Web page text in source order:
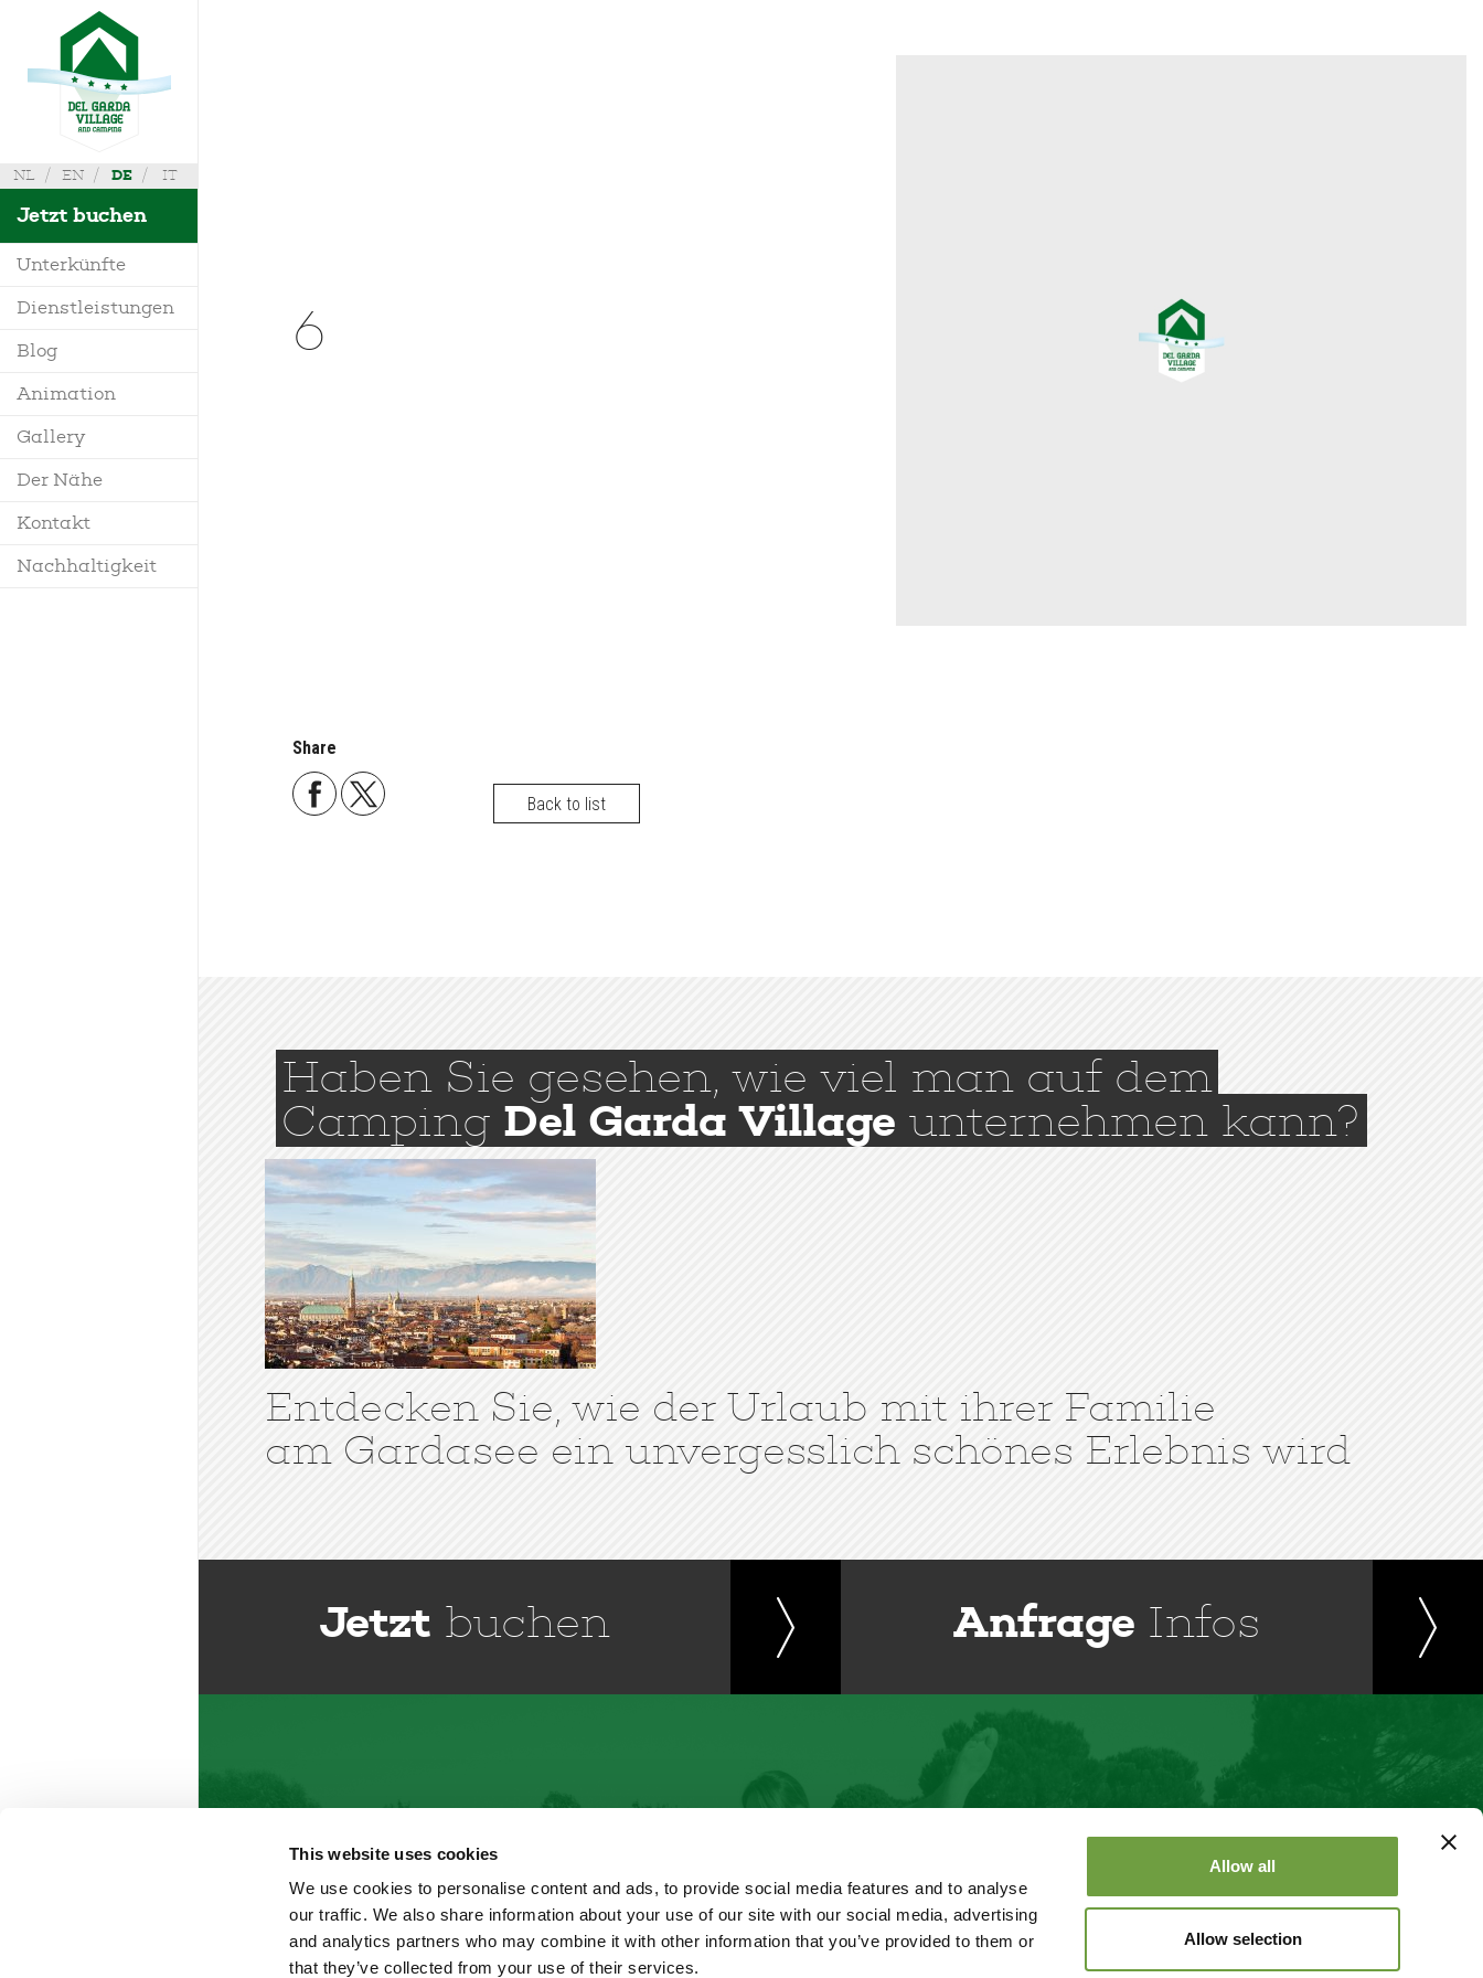
This website uses cookies
We use cookies to personalise content and ads, to provide social media features and to analyse
our traffic. We also share information about your use of our site with our social media, advertising
and analytics partners who may combine it with other information that you’ve provided to them or
that they’ve collected from your use of their services.
Allow all
Allow selection
NL EN DE IT
Jetzt buchen
Unterkünfte
Villa
Mobilheim
Bungalow
Glamping
Dienstleistungen
Blog
Animation
Gallery
Der Nähe
Kontakt
Wo sind wir
Anfrage Infos
Maps
Reglement
Nachhaltigkeit
6
Share
Back to list
Haben Sie gesehen, wie viel man auf dem
Camping Del Garda Village unternehmen kann?
Entdecken Sie, wie der Urlaub mit ihrer Familie
am Gardasee ein unvergesslich schönes Erlebnis wird
Jetzt buchen Anfrage Infos